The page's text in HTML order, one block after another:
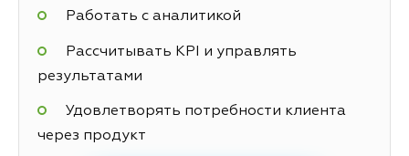
Работать с аналитикой
Рассчитывать KPI и управлять
результатами
Удовлетворять потребности клиента
через продукт